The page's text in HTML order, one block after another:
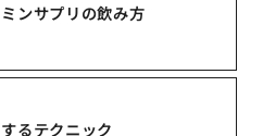
ンサプリの飲み方
るテクニック